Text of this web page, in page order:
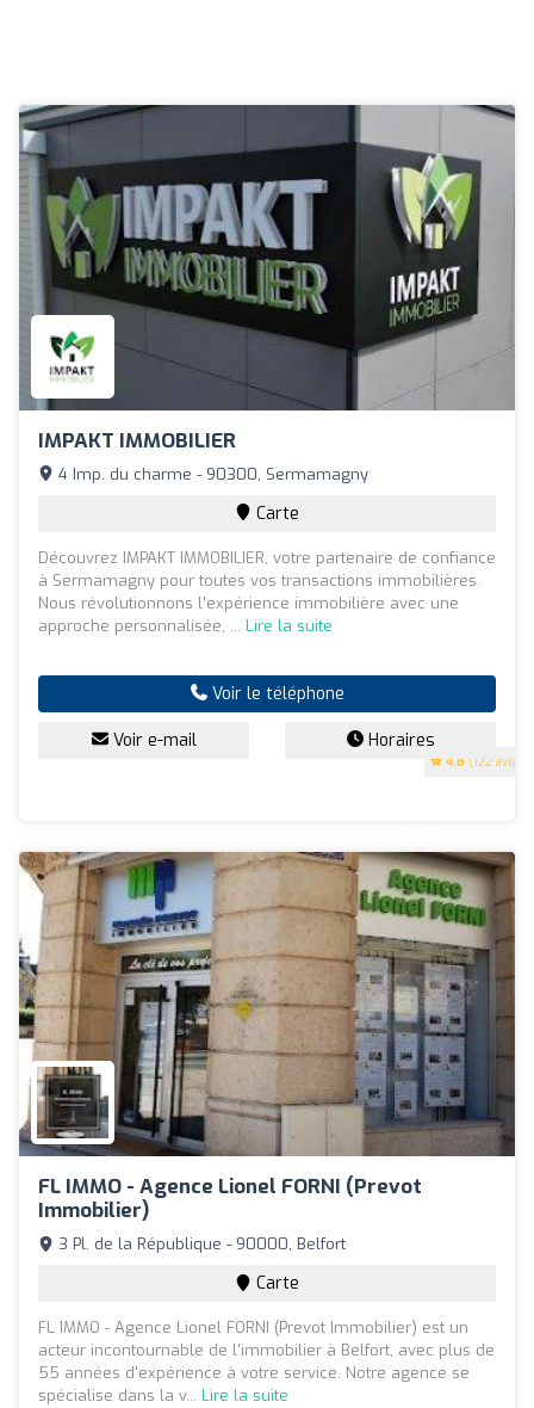
IMPAKT IMMOBILIER
4.8 (122 avis)
4 Imp. du charme - 90300, Sermamagny
Carte
Découvrez IMPAKT IMMOBILIER, votre partenaire de confiance
à Sermamagny pour toutes vos transactions immobilières.
Nous révolutionnons l'expérience immobilière avec une
approche personnalisée, ... Lire la suite
Voir le téléphone
Voir e-mail Horaires
FL IMMO - Agence Lionel FORNI (Prevot
Immobilier)
3 Pl. de la République - 90000, Belfort
Carte
FL IMMO - Agence Lionel FORNI (Prevot Immobilier) est un
acteur incontournable de l'immobilier à Belfort, avec plus de
55 années d'expérience à votre service. Notre agence se
spécialise dans la v... Lire la suite